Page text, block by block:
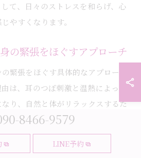
て、日々のストレスを和らげ、心
やすくなります。
の緊張をほぐすアプローチ
緊張をほぐす具体的なアプローチ
は、耳のつぼ刺激と温熱によって
り、自然と体がリラックスするた
前後で深呼吸を取り入れながら、
めることで、筋肉の強張りや精神的
この実践により、心身のバランス
8466-9579
LINE予約